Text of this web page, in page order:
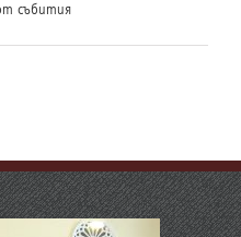
събития